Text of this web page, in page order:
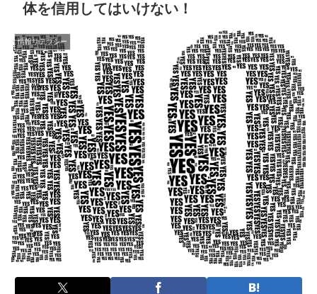
体を信用してはいけない！
情報リテラシー